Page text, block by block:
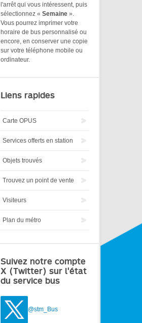
l'arrêt qui vous intéressent, puis
sélectionnez « Semaine ».
Vous pourrez imprimer votre
horaire de bus personnalisé ou
encore, en conserver une copie
sur votre téléphone mobile ou
ordinateur.
Liens rapides
Carte OPUS
Services offerts en station
Objets trouvés
Trouvez un point de vente
Visiteurs
Plan du métro
Suivez notre compte
X (Twitter) sur l'état
du service bus
@stm_Bus